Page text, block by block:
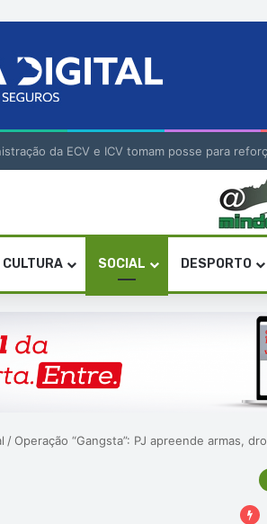
da ECV e ICV tomam posse para
CULTURA SOCIAL DESPORTO
/ Operação “Gangsta”: PJ apreende armas,